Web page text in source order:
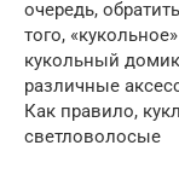
очередь,
того,
кукольный
различные
Как правило,
светловолосые